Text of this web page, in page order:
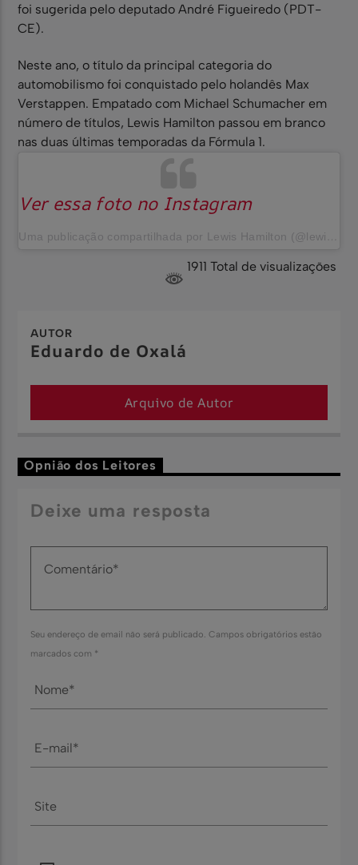
foi sugerida pelo deputado André Figueiredo (PDT-
CE).
Neste ano, o título da principal categoria do
automobilismo foi conquistado pelo holandês Max
Verstappen. Empatado com Michael Schumacher em
número de títulos, Lewis Hamilton passou em branco
nas duas últimas temporadas da Fórmula 1.
Ver essa foto no Instagram
Uma publicação compartilhada por Lewis Hamilton (@lewishamilton)
1911 Total de visualizações
AUTOR
Eduardo de Oxalá
Arquivo de Autor
Opnião dos Leitores
Deixe uma resposta
Seu endereço de email não será publicado. Campos obrigatórios estão
marcados com *